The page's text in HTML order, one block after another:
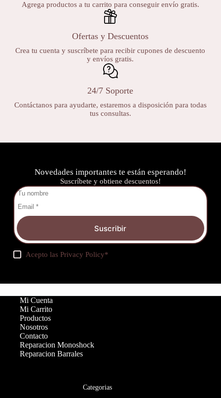
Agrega productos a tu carrito para conseguir envío gratis.
Ofertas y Descuentos
Crea tu cuenta y suscríbete para recibir cupones de descuento
y envíos gratis.
24/7 Soporte
Contáctanos para ayudarte, estaremos a disposición para todas
tus consultas.
Novedades importantes te están esperando!
Suscríbete y obtiene descuentos!
Suscribir
Acepto lasPrivacy Policy*
Mi Cuenta
Mi Carrito
Productos
Nosotros
Contacto
Reparacion Monoshock
Reparacion Barrales
Categorias